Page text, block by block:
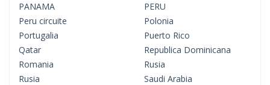
PANAMA
PERU
Peru circuite
Polonia
Portugalia
Puerto Rico
Qatar
Republica Dominicana
Romania
Rusia
Rusia
Saudi Arabia